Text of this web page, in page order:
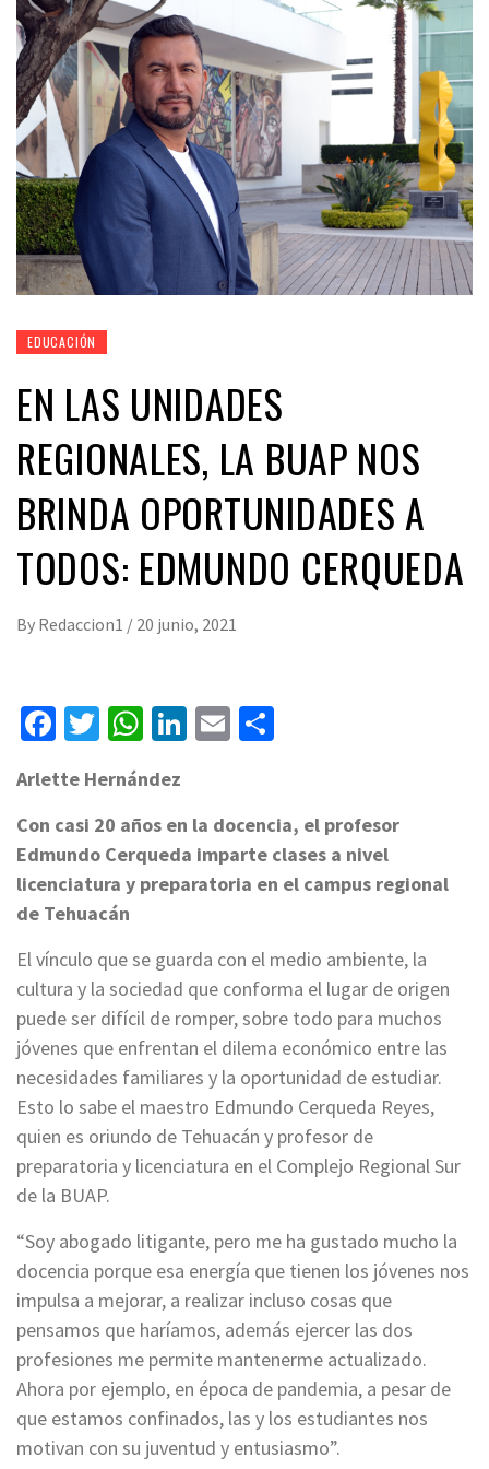
EDUCACIÓN
EN LAS UNIDADES
REGIONALES, LA BUAP NOS
BRINDA OPORTUNIDADES A
TODOS: EDMUNDO CERQUEDA
By Redaccion1 / 20 junio, 2021
Facebook
Twitter
WhatsApp
LinkedIn
Email
Arlette Hernández
Con casi 20 años en la docencia, el profesor
Edmundo Cerqueda imparte clases a nivel
licenciatura y preparatoria en el campus regional
de Tehuacán
El vínculo que se guarda con el medio ambiente, la
cultura y la sociedad que conforma el lugar de origen
puede ser difícil de romper, sobre todo para muchos
jóvenes que enfrentan el dilema económico entre las
necesidades familiares y la oportunidad de estudiar.
Esto lo sabe el maestro Edmundo Cerqueda Reyes,
quien es oriundo de Tehuacán y profesor de
preparatoria y licenciatura en el Complejo Regional Sur
de la BUAP.
“Soy abogado litigante, pero me ha gustado mucho la
docencia porque esa energía que tienen los jóvenes nos
impulsa a mejorar, a realizar incluso cosas que
pensamos que haríamos, además ejercer las dos
profesiones me permite mantenerme actualizado.
Ahora por ejemplo, en época de pandemia, a pesar de
que estamos confinados, las y los estudiantes nos
motivan con su juventud y entusiasmo”.